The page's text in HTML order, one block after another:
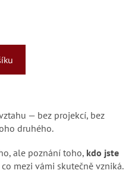
— bez projekcí, bez
druhého.
ale poznání toho, kdo jste
mezi vámi skutečně vzniká.